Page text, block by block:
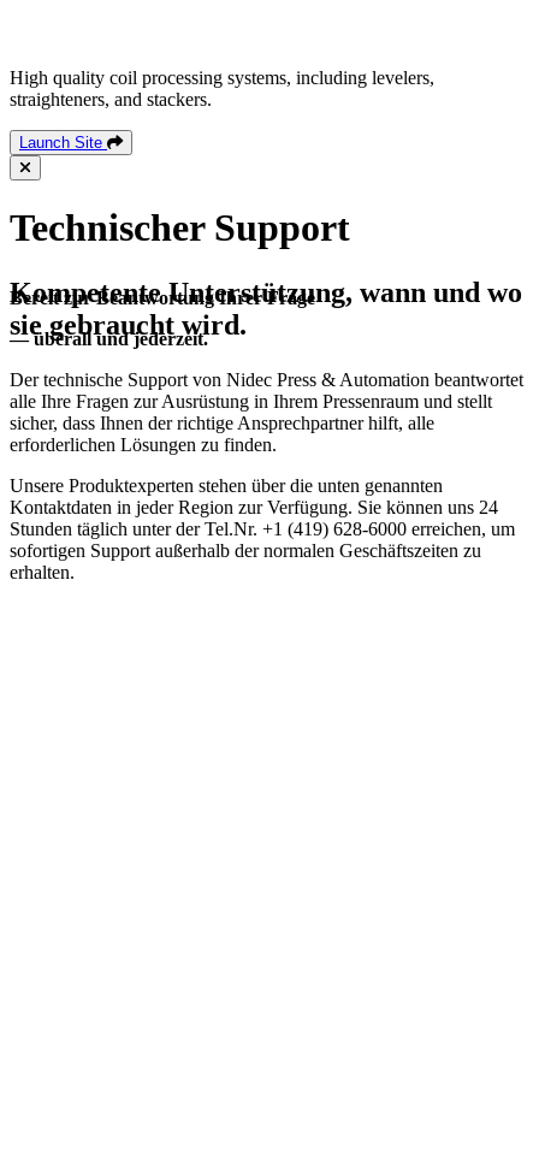
High quality coil processing systems, including levelers,
straighteners, and stackers.
Launch Site
Technischer Support
Kompetente Unterstützung, wann und wo
sie gebraucht wird.
Bereit zur Beantwortung Ihrer Frage
— überall und jederzeit.
Der technische Support von Nidec Press & Automation beantwortet
alle Ihre Fragen zur Ausrüstung in Ihrem Pressenraum und stellt
sicher, dass Ihnen der richtige Ansprechpartner hilft, alle
erforderlichen Lösungen zu finden.
Unsere Produktexperten stehen über die unten genannten
Kontaktdaten in jeder Region zur Verfügung. Sie können uns 24
Stunden täglich unter der Tel.Nr. +1 (419) 628-6000 erreichen, um
sofortigen Support außerhalb der normalen Geschäftszeiten zu
erhalten.